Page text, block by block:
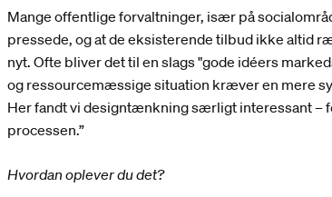
Mange offentlige forvaltninger, især på
pressede, og at de eksisterende tilbud ikke altid
nyt. Ofte bliver det til en slags "gode idéers
og ressourcemæssige situation kræver en mere
Her fandt vi designtænkning særligt interessant –
processen.”
Hvordan oplever du det?